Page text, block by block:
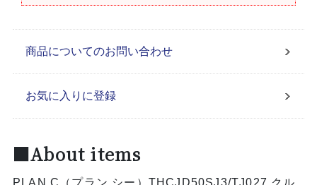
商品についてのお問い合わせ
お気に入りに登録
■About items